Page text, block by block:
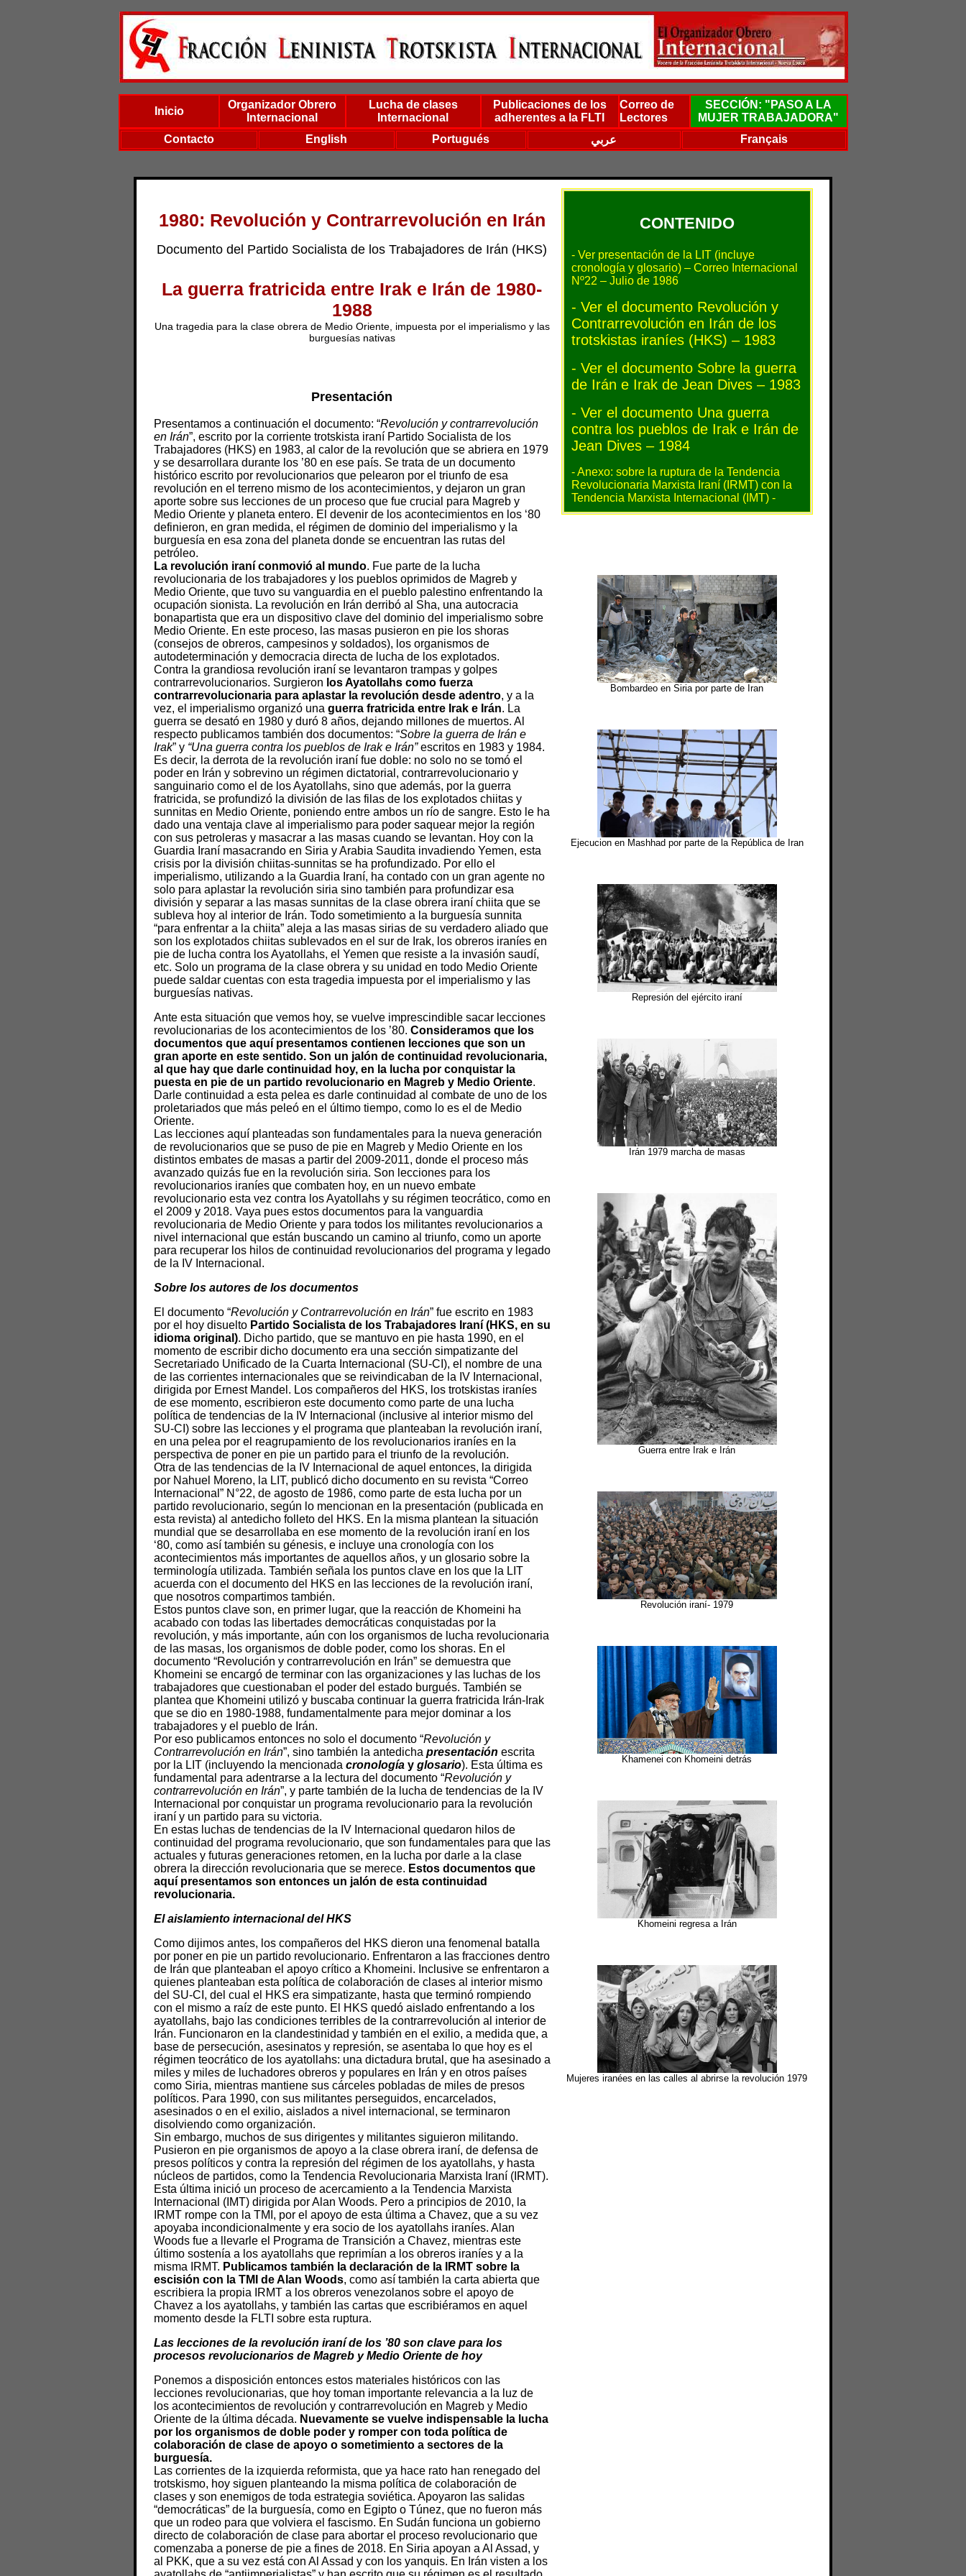
Inicio
Organizador Obrero
Internacional
Lucha de clases
Internacional
Publicaciones de los
adherentes a la FLTI
Correo de
Lectores
SECCIÓN: "PASO A LA
MUJER TRABAJADORA"
Contacto
English Portugués عربي Français
1980: Revolución y Contrarrevolución en Irán
Documento del Partido Socialista de los Trabajadores de Irán (HKS)
La guerra fratricida entre Irak e Irán de 1980-
1988
Una tragedia para la clase obrera de Medio Oriente, impuesta por el imperialismo y las
burguesías nativas
Presentación
Presentamos a continuación el documento: “Revolución y contrarrevolución
en Irán”, escrito por la corriente trotskista iraní Partido Socialista de los
Trabajadores (HKS) en 1983, al calor de la revolución que se abriera en 1979
y se desarrollara durante los ’80 en ese país. Se trata de un documento
histórico escrito por revolucionarios que pelearon por el triunfo de esa
revolución en el terreno mismo de los acontecimientos, y dejaron un gran
aporte sobre sus lecciones de un proceso que fue crucial para Magreb y
Medio Oriente y planeta entero. El devenir de los acontecimientos en los ‘80
definieron, en gran medida, el régimen de dominio del imperialismo y la
burguesía en esa zona del planeta donde se encuentran las rutas del
petróleo.
La revolución iraní conmovió al mundo. Fue parte de la lucha
revolucionaria de los trabajadores y los pueblos oprimidos de Magreb y
Medio Oriente, que tuvo su vanguardia en el pueblo palestino enfrentando la
ocupación sionista. La revolución en Irán derribó al Sha, una autocracia
bonapartista que era un dispositivo clave del dominio del imperialismo sobre
Medio Oriente. En este proceso, las masas pusieron en pie los shoras
(consejos de obreros, campesinos y soldados), los organismos de
autodeterminación y democracia directa de lucha de los explotados.
Contra la grandiosa revolución iraní se levantaron trampas y golpes
contrarrevolucionarios. Surgieron los Ayatollahs como fuerza
contrarrevolucionaria para aplastar la revolución desde adentro, y a la
vez, el imperialismo organizó una guerra fratricida entre Irak e Irán. La
guerra se desató en 1980 y duró 8 años, dejando millones de muertos. Al
respecto publicamos también dos documentos: “Sobre la guerra de Irán e
Irak” y “Una guerra contra los pueblos de Irak e Irán”escritos en 1983 y 1984.
Es decir, la derrota de la revolución iraní fue doble: no solo no se tomó el
poder en Irán y sobrevino un régimen dictatorial, contrarrevolucionario y
sanguinario como el de los Ayatollahs, sino que además, por la guerra
fratricida, se profundizó la división de las filas de los explotados chiitas y
sunnitas en Medio Oriente, poniendo entre ambos un río de sangre. Esto le ha
dado una ventaja clave al imperialismo para poder saquear mejor la región
con sus petroleras y masacrar a las masas cuando se levantan. Hoy con la
Guardia Iraní masacrando en Siria y Arabia Saudita invadiendo Yemen, esta
crisis por la división chiitas-sunnitas se ha profundizado. Por ello el
imperialismo, utilizando a la Guardia Iraní, ha contado con un gran agente no
solo para aplastar la revolución siria sino también para profundizar esa
división y separar a las masas sunnitas de la clase obrera iraní chiita que se
subleva hoy al interior de Irán. Todo sometimiento a la burguesía sunnita
“para enfrentar a la chiita” aleja a las masas sirias de su verdadero aliado que
son los explotados chiitas sublevados en el sur de Irak, los obreros iraníes en
pie de lucha contra los Ayatollahs, el Yemen que resiste a la invasión saudí,
etc. Solo un programa de la clase obrera y su unidad en todo Medio Oriente
puede saldar cuentas con esta tragedia impuesta por el imperialismo y las
burguesías nativas.
Ante esta situación que vemos hoy, se vuelve imprescindible sacar lecciones
revolucionarias de los acontecimientos de los ’80. Consideramos que los
documentos que aquí presentamos contienen lecciones que son un
gran aporte en este sentido. Son un jalón de continuidad revolucionaria,
al que hay que darle continuidad hoy, en la lucha por conquistar la
puesta en pie de un partido revolucionario en Magreb y Medio Oriente.
Darle continuidad a esta pelea es darle continuidad al combate de uno de los
proletariados que más peleó en el último tiempo, como lo es el de Medio
Oriente.
Las lecciones aquí planteadas son fundamentales para la nueva generación
de revolucionarios que se puso de pie en Magreb y Medio Oriente en los
distintos embates de masas a partir del 2009-2011, donde el proceso más
avanzado quizás fue en la revolución siria. Son lecciones para los
revolucionarios iraníes que combaten hoy, en un nuevo embate
revolucionario esta vez contra los Ayatollahs y su régimen teocrático, como en
el 2009 y 2018. Vaya pues estos documentos para la vanguardia
revolucionaria de Medio Oriente y para todos los militantes revolucionarios a
nivel internacional que están buscando un camino al triunfo, como un aporte
para recuperar los hilos de continuidad revolucionarios del programa y legado
de la IV Internacional.
Sobre los autores de los documentos
El documento “Revolución y Contrarrevolución en Irán” fue escrito en 1983
por el hoy disuelto Partido Socialista de los Trabajadores Iraní (HKS, en su
idioma original). Dicho partido, que se mantuvo en pie hasta 1990, en el
momento de escribir dicho documento era una sección simpatizante del
Secretariado Unificado de la Cuarta Internacional (SU-CI), el nombre de una
de las corrientes internacionales que se reivindicaban de la IV Internacional,
dirigida por Ernest Mandel. Los compañeros del HKS, los trotskistas iraníes
de ese momento, escribieron este documento como parte de una lucha
política de tendencias de la IV Internacional (inclusive al interior mismo del
SU-CI) sobre las lecciones y el programa que planteaban la revolución iraní,
en una pelea por el reagrupamiento de los revolucionarios iraníes en la
perspectiva de poner en pie un partido para el triunfo de la revolución.
Otra de las tendencias de la IV Internacional de aquel entonces, la dirigida
por Nahuel Moreno, la LIT, publicó dicho documento en su revista “Correo
Internacional” N°22, de agosto de 1986, como parte de esta lucha por un
partido revolucionario, según lo mencionan en la presentación (publicada en
esta revista) al antedicho folleto del HKS. En la misma plantean la situación
mundial que se desarrollaba en ese momento de la revolución iraní en los
‘80, como así también su génesis, e incluye una cronología con los
acontecimientos más importantes de aquellos años, y un glosario sobre la
terminología utilizada. También señala los puntos clave en los que la LIT
acuerda con el documento del HKS en las lecciones de la revolución iraní,
que nosotros compartimos también.
Estos puntos clave son, en primer lugar, que la reacción de Khomeini ha
acabado con todas las libertades democráticas conquistadas por la
revolución, y más importante, aún con los organismos de lucha revolucionaria
de las masas, los organismos de doble poder, como los shoras. En el
documento “Revolución y contrarrevolución en Irán” se demuestra que
Khomeini se encargó de terminar con las organizaciones y las luchas de los
trabajadores que cuestionaban el poder del estado burgués. También se
plantea que Khomeini utilizó y buscaba continuar la guerra fratricida Irán-Irak
que se dio en 1980-1988, fundamentalmente para mejor dominar a los
trabajadores y el pueblo de Irán.
Por eso publicamos entonces no solo el documento “Revolución y
Contrarrevolución en Irán”, sino también la antedicha presentación escrita
por la LIT (incluyendo la mencionada cronologíay glosario). Esta última es
fundamental para adentrarse a la lectura del documento “Revolución y
contrarrevolución en Irán”, y parte también de la lucha de tendencias de la IV
Internacional por conquistar un programa revolucionario para la revolución
iraní y un partido para su victoria.
En estas luchas de tendencias de la IV Internacional quedaron hilos de
continuidad del programa revolucionario, que son fundamentales para que las
actuales y futuras generaciones retomen, en la lucha por darle a la clase
obrera la dirección revolucionaria que se merece. Estos documentos que
aquí presentamos son entonces un jalón de esta continuidad
revolucionaria.
El aislamiento internacional del HKS
Como dijimos antes, los compañeros del HKS dieron una fenomenal batalla
por poner en pie un partido revolucionario. Enfrentaron a las fracciones dentro
de Irán que planteaban el apoyo crítico a Khomeini. Inclusive se enfrentaron a
quienes planteaban esta política de colaboración de clases al interior mismo
del SU-CI, del cual el HKS era simpatizante, hasta que terminó rompiendo
con el mismo a raíz de este punto. El HKS quedó aislado enfrentando a los
ayatollahs, bajo las condiciones terribles de la contrarrevolución al interior de
Irán. Funcionaron en la clandestinidad y también en el exilio, a medida que, a
base de persecución, asesinatos y represión, se asentaba lo que hoy es el
régimen teocrático de los ayatollahs: una dictadura brutal, que ha asesinado a
miles y miles de luchadores obreros y populares en Irán y en otros países
como Siria, mientras mantiene sus cárceles pobladas de miles de presos
políticos. Para 1990, con sus militantes perseguidos, encarcelados,
asesinados o en el exilio, aislados a nivel internacional, se terminaron
disolviendo como organización.
Sin embargo, muchos de sus dirigentes y militantes siguieron militando.
Pusieron en pie organismos de apoyo a la clase obrera iraní, de defensa de
presos políticos y contra la represión del régimen de los ayatollahs, y hasta
núcleos de partidos, como la Tendencia Revolucionaria Marxista Iraní (IRMT).
Esta última inició un proceso de acercamiento a la Tendencia Marxista
Internacional (IMT) dirigida por Alan Woods. Pero a principios de 2010, la
IRMT rompe con la TMI, por el apoyo de esta última a Chavez, que a su vez
apoyaba incondicionalmente y era socio de los ayatollahs iraníes. Alan
Woods fue a llevarle el Programa de Transición a Chavez, mientras este
último sostenía a los ayatollahs que reprimían a los obreros iraníes y a la
misma IRMT. Publicamos también la declaración de la IRMT sobre la
escisión con la TMI de Alan Woods, como así también la carta abierta que
escribiera la propia IRMT a los obreros venezolanos sobre el apoyo de
Chavez a los ayatollahs, y también las cartas que escribiéramos en aquel
momento desde la FLTI sobre esta ruptura.
Las lecciones de la revolución iraní de los ’80 son clave para los
procesos revolucionarios de Magreb y Medio Oriente de hoy
Ponemos a disposición entonces estos materiales históricos con las
lecciones revolucionarias, que hoy toman importante relevancia a la luz de
los acontecimientos de revolución y contrarrevolución en Magreb y Medio
Oriente de la última década. Nuevamente se vuelve indispensable la lucha
por los organismos de doble poder y romper con toda política de
colaboración de clase de apoyo o sometimiento a sectores de la
burguesía.
Las corrientes de la izquierda reformista, que ya hace rato han renegado del
trotskismo, hoy siguen planteando la misma política de colaboración de
clases y son enemigos de toda estrategia soviética. Apoyaron las salidas
“democráticas” de la burguesía, como en Egipto o Túnez, que no fueron más
que un rodeo para que volviera el fascismo. En Sudán funciona un gobierno
directo de colaboración de clase para abortar el proceso revolucionario que
comenzaba a ponerse de pie a fines de 2018. En Siria apoyan a Al Assad, y
al PKK, que a su vez está con Al Assad y con los yanquis. En Irán visten a los
CONTENIDO
- Ver presentación de la LIT (incluye
cronología y glosario) – Correo Internacional
Nº22 – Julio de 1986
- Ver el documento Revolución y
Contrarrevolución en Irán de los
trotskistas iraníes (HKS) – 1983
- Ver el documento Sobre la guerra
de Irán e Irak de Jean Dives – 1983
- Ver el documento Una guerra
contra los pueblos de Irak e Irán de
Jean Dives – 1984
- Anexo: sobre la ruptura de la Tendencia
Revolucionaria Marxista Iraní (IRMT) con la
Tendencia Marxista Internacional (IMT) -
Bombardeo en Siria por parte de Iran
Ejecucion en Mashhad por parte de la República de Iran
Represión del ejército iraní
Irán 1979 marcha de masas
Guerra entre Irak e Irán
Revolución iraní- 1979
Khamenei con Khomeini detrás
Khomeini regresa a Irán
Mujeres iranées en las calles al abrirse la revolución 1979